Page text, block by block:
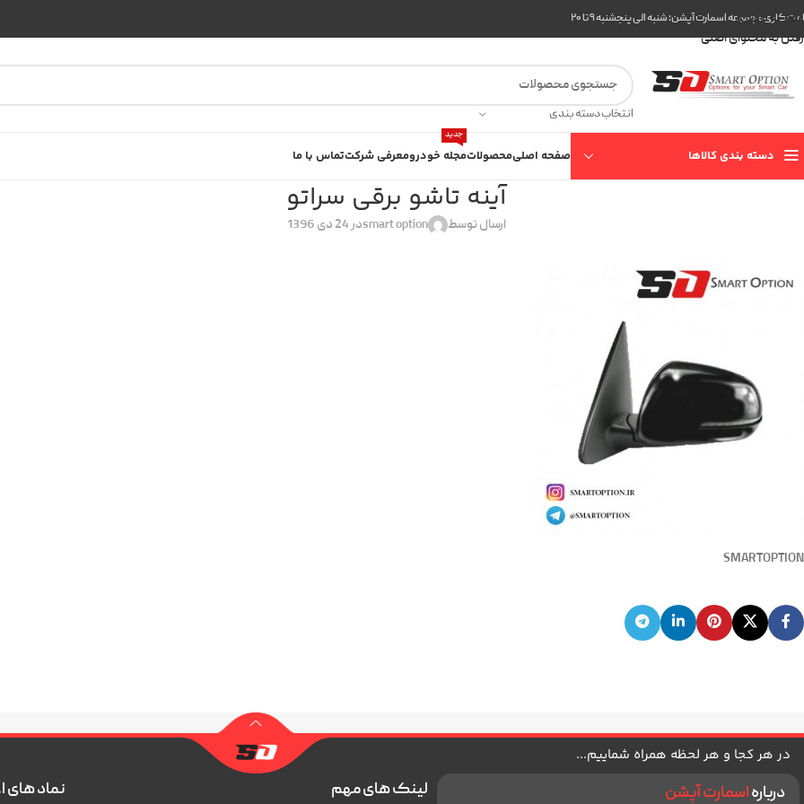
عبور به ناوبری
رفتن به محتوای اصلی
کاری مجموعه اسمارت آپشن: شنبه الی پنجشنبه ۹ تا ۲۰
انتخاب دسته بندی
دسته بندی کالاها صفحه اصلیمحصولاتمجله خودرو
جدید
معرفی شرکتتماس با ما
آینه تاشو برقی سراتو
ارسال توسط smart optionدر 24 دی 1396
SMARTOPTION
در هر کجا و هر لحظه همراه شماییم...
دربارهاسمارت آپشن لینک های مهم نماد های